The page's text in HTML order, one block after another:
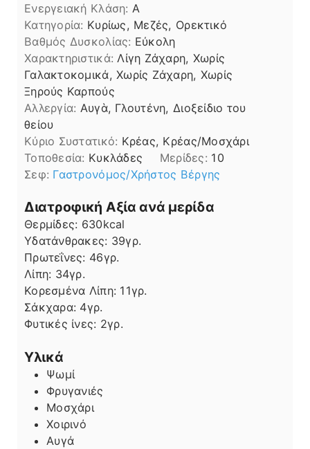
Ενεργειακή Κλάση: A
Κατηγορία: Κυρίως, Μεζές, Ορεκτικό
Βαθμός Δυσκολίας: Εύκολη
Χαρακτηριστικά: Λίγη Ζάχαρη, Χωρίς
Γαλακτοκομικά, Χωρίς Ζάχαρη, Χωρίς
Ξηρούς Καρπούς
Αλλεργία: Αυγὰ, Γλουτένη, Διοξείδιο του
θείου
Kύριο Συστατικό: Κρέας, Κρέας/Μοσχάρι
Τοποθεσία: Κυκλάδες Μερίδες: 10
Σεφ: Γαστρονόμος/Χρήστος Βέργης
Διατροφική Αξία ανά μερίδα
Θερμίδες: 630kcal
Υδατάνθρακες: 39γρ.
Πρωτεΐνες: 46γρ.
Λίπη
Λίπη: 34γρ.
Κορεσμένα Λίπη: 11γρ.
Σάκχαρα: 4γρ.
Φυτικές ίνες: 2γρ.
Υλικά
Ψωμί
Φρυγανιές
Μοσχάρι
Χοιρινό
Αυγά